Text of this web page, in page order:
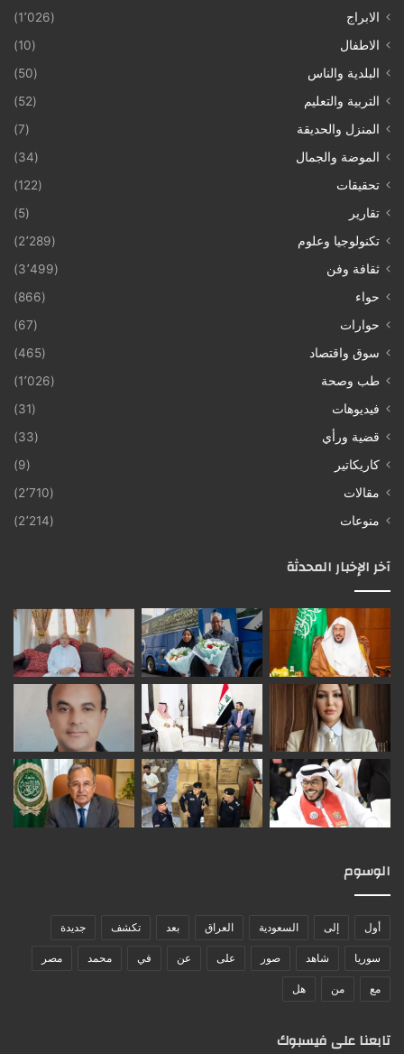
الابراج
(1٬026)
الاطفال
(10)
البلدية والناس
(50)
التربية والتعليم
(52)
المنزل والحديقة
(7)
الموضة والجمال
(34)
تحقيقات
(122)
تقارير
(5)
تكنولوجيا وعلوم
(2٬289)
ثقافة وفن
(3٬499)
حواء
(866)
حوارات
(67)
سوق واقتصاد
(465)
طب وصحة
(1٬026)
فيديوهات
(31)
قضية ورأي
(33)
كاريكاتير
(9)
مقالات
(2٬710)
منوعات
(2٬214)
آخر الإخبار المحدثة
الوسوم
أول إلى السعودية العراق بعد تكشف جديدة
سوريا شاهد صور على عن في محمد مصر
مع من هل
تابعنا على فيسبوك